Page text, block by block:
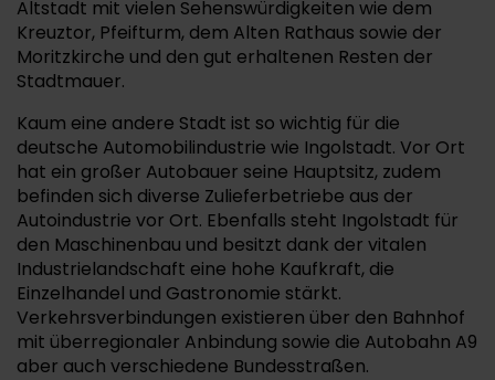
Altstadt mit vielen Sehenswürdigkeiten wie dem
Kreuztor, Pfeifturm, dem Alten Rathaus sowie der
Moritzkirche und den gut erhaltenen Resten der
Stadtmauer.
Kaum eine andere Stadt ist so wichtig für die
deutsche Automobilindustrie wie Ingolstadt. Vor Ort
hat ein großer Autobauer seine Hauptsitz, zudem
befinden sich diverse Zulieferbetriebe aus der
Autoindustrie vor Ort. Ebenfalls steht Ingolstadt für
den Maschinenbau und besitzt dank der vitalen
Industrielandschaft eine hohe Kaufkraft, die
Einzelhandel und Gastronomie stärkt.
Verkehrsverbindungen existieren über den Bahnhof
mit überregionaler Anbindung sowie die Autobahn A9
aber auch verschiedene Bundesstraßen.